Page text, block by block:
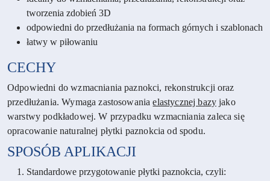
tworzenia zdobień 3D
odpowiedni do przedłużania na formach górnych i szablonach
łatwy w piłowaniu
CECHY
Odpowiedni do wzmacniania paznokci, rekonstrukcji oraz
przedłużania. Wymaga zastosowaniaelastycznej bazy jako
warstwy podkładowej. W przypadku wzmacniania zaleca się
opracowanie naturalnej płytki paznokcia od spodu.
SPOSÓB APLIKACJI
Standardowe przygotowanie płytki paznokcia, czyli: